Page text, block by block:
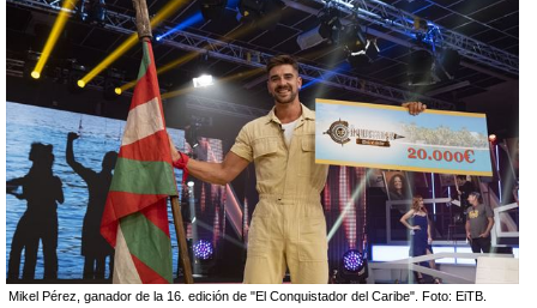
Mikel Pérez, ganador de la 16. edición de "El Conquistador del Caribe". Foto: EiTB.